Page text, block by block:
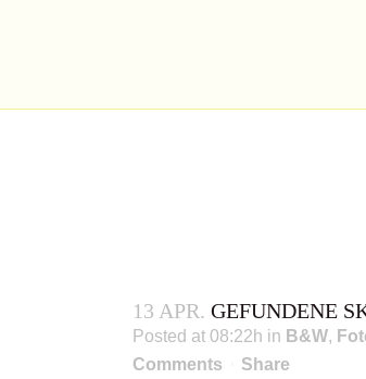
13 APR. GEFUNDENE
Posted at 08:22h in B&W,
Comments
Share